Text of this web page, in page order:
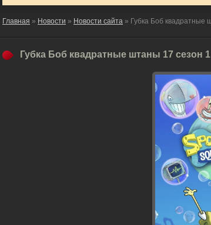
Главная » Новости » Новости сайта » Губка Боб квадратные
Губка Боб квадратные штаны 17 сезон